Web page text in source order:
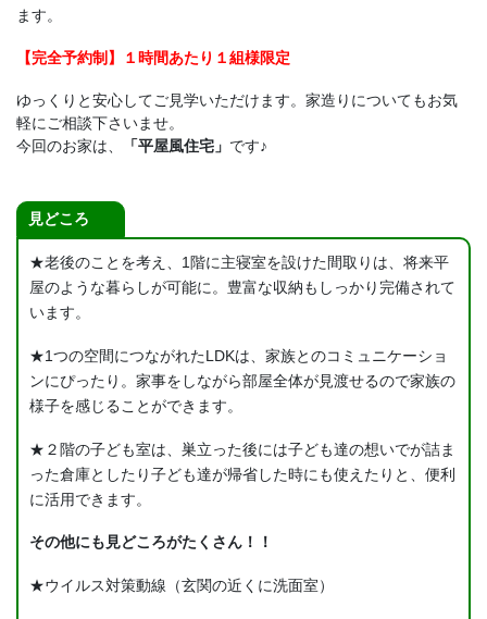
ます。
【完全予約制】１時間あたり１組様限定
ゆっくりと安心してご見学いただけます。家造りについてもお気
軽にご相談下さいませ。
今回のお家は、
「平屋風住宅」 です♪
見どころ
★老後のことを考え、1階に主寝室を設けた間取りは、将来平
屋のような暮らしが可能に。豊富な収納もしっかり完備されて
います。
★1つの空間につながれたLDKは、家族とのコミュニケーショ
ンにぴったり。家事をしながら部屋全体が見渡せるので家族の
様子を感じることができます。
★２階の子ども室は、巣立った後には子ども達の想いでが詰ま
った倉庫としたり子ども達が帰省した時にも使えたりと、便利
に活用できます。
その他にも見どころがたくさん！！
★ウイルス対策動線（玄関の近くに洗面室）